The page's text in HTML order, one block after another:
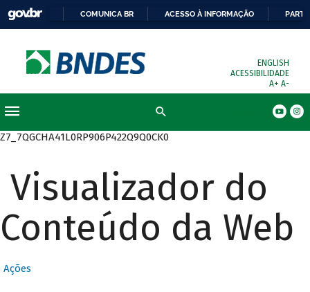
COMUNICA BR ACESSO À INFORMAÇÃO
ENGLISH
ACESSIBILIDADE
A+ A-
Z7_7QGCHA41L0RP906P422Q9Q0CK0
Visualizador do
Conteúdo da Web
Ações